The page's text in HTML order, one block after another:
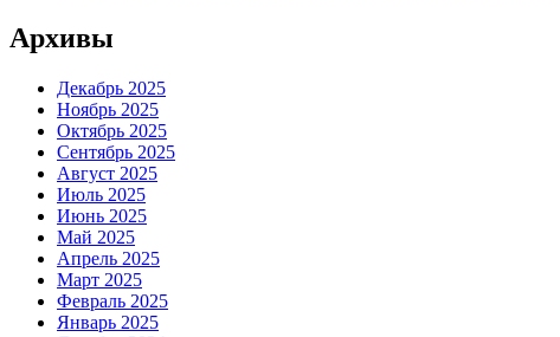
Архивы
Декабрь 2025
Ноябрь 2025
Октябрь 2025
Сентябрь 2025
Август 2025
Июль 2025
Июнь 2025
Май 2025
Апрель 2025
Март 2025
Февраль 2025
Январь 2025